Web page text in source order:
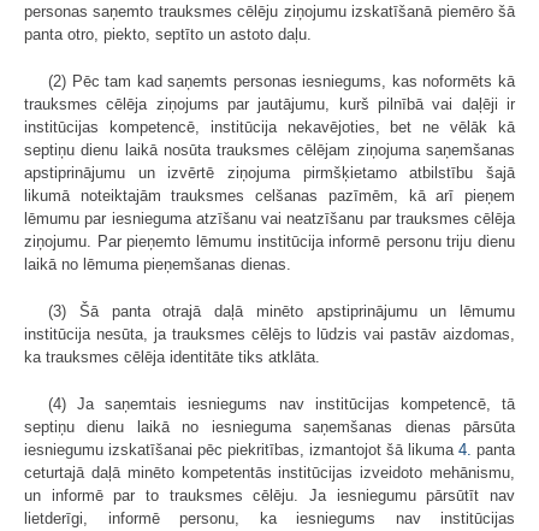
personas saņemto trauksmes cēlēju ziņojumu izskatīšanā piemēro šā
panta otro, piekto, septīto un astoto daļu.
(2) Pēc tam kad saņemts personas iesniegums, kas noformēts kā
trauksmes cēlēja ziņojums par jautājumu, kurš pilnībā vai daļēji ir
institūcijas kompetencē, institūcija nekavējoties, bet ne vēlāk kā
septiņu dienu laikā nosūta trauksmes cēlējam ziņojuma saņemšanas
apstiprinājumu un izvērtē ziņojuma pirmšķietamo atbilstību šajā
likumā noteiktajām trauksmes celšanas pazīmēm, kā arī pieņem
lēmumu par iesnieguma atzīšanu vai neatzīšanu par trauksmes cēlēja
ziņojumu. Par pieņemto lēmumu institūcija informē personu triju dienu
laikā no lēmuma pieņemšanas dienas.
(3) Šā panta otrajā daļā minēto apstiprinājumu un lēmumu
institūcija nesūta, ja trauksmes cēlējs to lūdzis vai pastāv aizdomas,
ka trauksmes cēlēja identitāte tiks atklāta.
(4) Ja saņemtais iesniegums nav institūcijas kompetencē, tā
septiņu dienu laikā no iesnieguma saņemšanas dienas pārsūta
iesniegumu izskatīšanai pēc piekritības, izmantojot šā likuma 4. panta
ceturtajā daļā minēto kompetentās institūcijas izveidoto mehānismu,
un informē par to trauksmes cēlēju. Ja iesniegumu pārsūtīt nav
lietderīgi, informē personu, ka iesniegums nav institūcijas